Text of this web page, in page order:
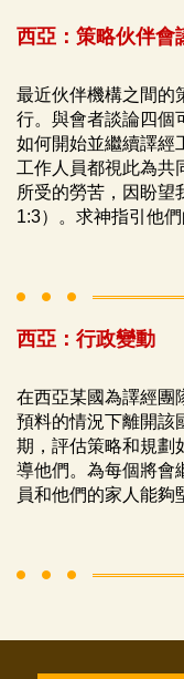
西亞：策略伙伴會
最近伙伴機構之間的
行。與會者談論四個
如何開始並繼續譯經
工作人員都視此為共
所受的勞苦，因盼望
1:3）。求神指引他們
西亞：行政變動
在西亞某國為譯經團
預料的情況下離開該
期，評估策略和規劃
導他們。為每個將會
員和他們的家人能夠